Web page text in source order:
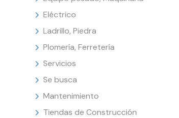
Eléctrico
Ladrillo, Piedra
Plomería, Ferretería
Servicios
Se busca
Mantenimiento
Tiendas de Construcción